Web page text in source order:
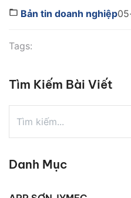
khủng cùng những kiến
Bản tin doanh nghiệp
Tags:
Tìm Kiếm Bài Viết
Danh Mục